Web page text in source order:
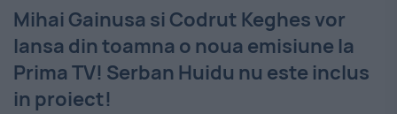
Mihai Gainusa si Codrut Keghes vor
lansa din toamna o noua emisiune la
Prima TV! Serban Huidu nu este inclus
in proiect!